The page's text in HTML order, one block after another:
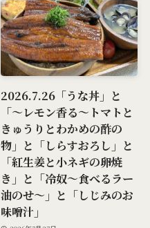
2026.7.26「うな丼」と
「～レモン香る～トマトと
きゅうりとわかめの酢の
物」と「しらすおろし」と
「紅生姜と小ネギの卵焼
き」と「冷奴～食べるラー
油のせ～」と「しじみのお
味噌汁」